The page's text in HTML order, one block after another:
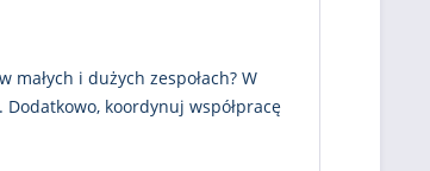
i dużych zespołach? W
koordynuj współpracę